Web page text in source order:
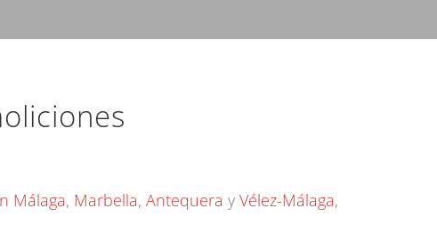
Málaga, Marbella, Antequera y Vélez-Málaga,